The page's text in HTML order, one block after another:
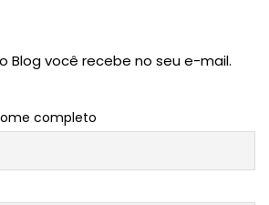
Blog você recebe no seu e-mail.
completo